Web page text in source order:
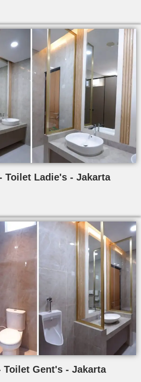
Toilet Ladie's - Jakarta
Gent's - Jakarta